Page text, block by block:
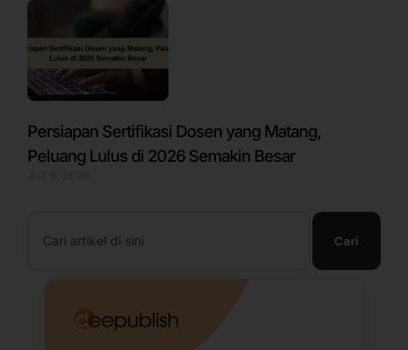
Persiapan Sertifikasi Dosen yang Matang,
Peluang Lulus di 2026 Semakin Besar
Cari